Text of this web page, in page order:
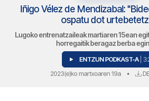
Iñigo Vélez de Mendizabal:
ospatu dot
Lugoko entrenatzaileak martiaren 15ean
horregaitik beragaz berba
ENTZUN PODKAST-A |
2023(e)ko martxoaren 19a •